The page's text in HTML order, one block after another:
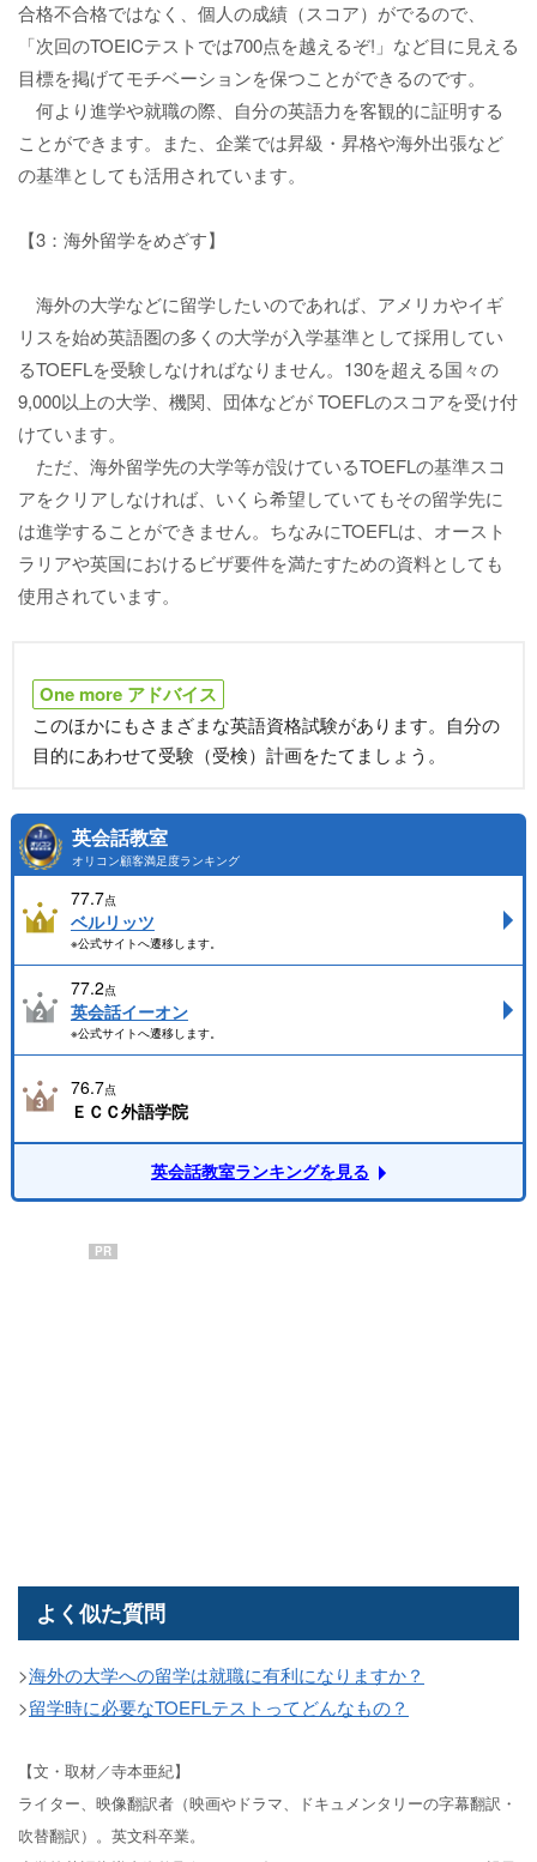
合格不合格ではなく、個人の成績（スコア）がでるので、
「次回のTOEICテストでは700点を越えるぞ!」など目に見える
目標を掲げてモチベーションを保つことができるのです。
何より進学や就職の際、自分の英語力を客観的に証明する
ことができます。また、企業では昇級・昇格や海外出張など
の基準としても活用されています。
【3：海外留学をめざす】
海外の大学などに留学したいのであれば、アメリカやイギ
リスを始め英語圏の多くの大学が入学基準として採用してい
るTOEFLを受験しなければなりません。130を超える国々の
9,000以上の大学、機関、団体などが TOEFLのスコアを受け付
けています。
ただ、海外留学先の大学等が設けているTOEFLの基準スコ
アをクリアしなければ、いくら希望していてもその留学先に
は進学することができません。ちなみにTOEFLは、オースト
ラリアや英国におけるビザ要件を満たすための資料としても
使用されています。
One more アドバイス
このほかにもさまざまな英語資格試験があります。自分の
目的にあわせて受験（受検）計画をたてましょう。
英会話教室
オリコン顧客満足度ランキング
77.7点
ベルリッツ
※公式サイトへ遷移します。
77.2点
英会話イーオン
※公式サイトへ遷移します。
76.7点
ＥＣＣ外語学院
英会話教室ランキングを見る
PR
よく似た質問
>海外の大学への留学は就職に有利になりますか？
>留学時に必要なTOEFLテストってどんなもの？
【文・取材／寺本亜紀】
ライター、映像翻訳者（映画やドラマ、ドキュメンタリーの字幕翻訳・
吹替翻訳）。英文科卒業。